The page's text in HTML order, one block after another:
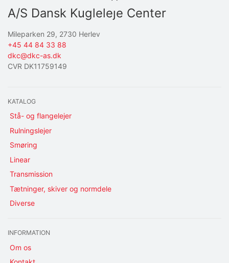
A/S Dansk Kugleleje Center
Mileparken 29, 2730 Herlev
+45 44 84 33 88
dkc@dkc-as.dk
CVR DK11759149
KATALOG
Stå- og flangelejer
Rulningslejer
Smøring
Linear
Transmission
Tætninger, skiver og normdele
Diverse
INFORMATION
Om os